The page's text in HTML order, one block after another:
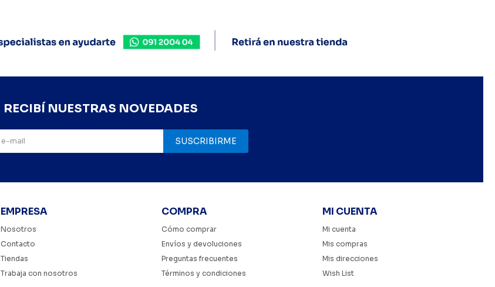
EMPRESA
Nosotros
Contacto
Tiendas
Trabaja con nosotros
COMPRA
Cómo comprar
Envíos y devoluciones
Preguntas frecuentes
Términos y condiciones
MI CUENTA
Mi cuenta
Mis compras
Mis direcciones
Wish List
RECIBÍ NUESTRAS NOVEDADES
SUSCRIBIRME